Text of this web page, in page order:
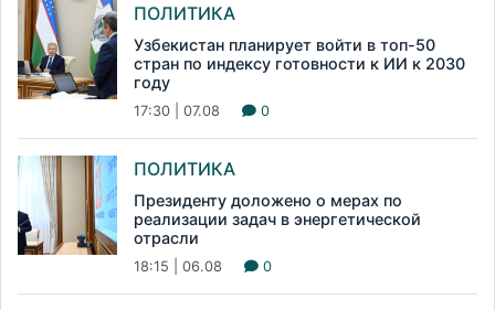
ПОЛИТИКА
Узбекистан планирует войти в топ-50
стран по индексу готовности к ИИ к 2030
году
17:30 | 07.08 0
ПОЛИТИКА
Президенту доложено о мерах по
реализации задач в энергетической
отрасли
18:15 | 06.08 0